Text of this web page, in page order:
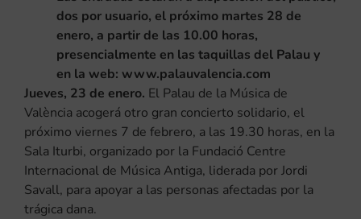
dos por usuario, el próximo martes 28 de
enero, a partir de las 10.00 horas,
presencialmente en las taquillas del Palau y
en la web: www.palauvalencia.com
Jueves, 23 de enero. El Palau de la Música de
València acogerá otro gran concierto solidario, el
próximo viernes 7 de febrero, a las 19.30 horas, en la
Sala Iturbi, organizado por la Fundació Centre
Internacional de Música Antiga, liderada por Jordi
Savall, para apoyar a las personas afectadas por la
trágica dana.